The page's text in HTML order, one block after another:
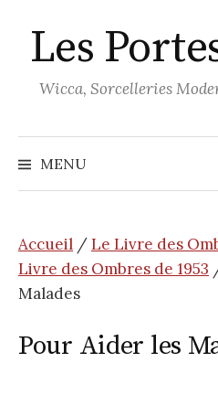
au
contenu
Les
Wicca, Sorcelleries
MENU
Accueil /Le Livre des
Livre des Ombres de 1953
Malades
Pour Aider les